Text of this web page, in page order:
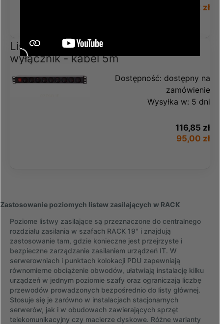
88,62 zł
Listwa zasilająca 1U 19` 9 gniazd,
wyłącznik - kabel 5m
Dostępność: dostępny na
zamówienie
Wysyłka w: 5 dni
116,85 zł
95,00 zł
Zastosowanie poziomych listew zasilających w RACK
Poziome listwy zasilające są przeznaczone do centralnego
rozdziału zasilania w szafach RACK 19" i znajdują
zastosowanie tam, gdzie konieczne jest przejrzyste i
bezpieczne zarządzanie zasilaniem urządzeń IT. W
serwerowniach i punktach kolokacji PDU zapewniają
równomierne obciążenie obwodów, ułatwiają instalację kilku
urządzeń w jednym poziomie szafy oraz ograniczają liczbę
przewodów prowadzonych bezpośrednio do listy głównej.
Stosuje się je zarówno w instalacjach stacjonarnych
serwerów, jak i w obudowach zawierających sprzęt
telekomunikacyjny czy macierze dyskowe. Różne warianty